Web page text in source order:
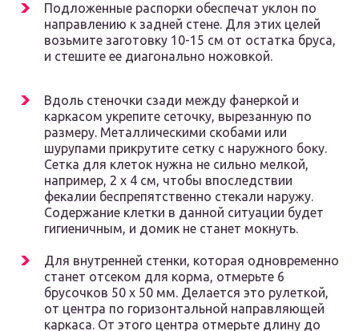
Подложенные распорки обеспечат уклон по
направлению к задней стене. Для этих целей
возьмите заготовку 10-15 см от остатка бруса,
и стешите ее диагонально ножовкой.
Вдоль стеночки сзади между фанеркой и
каркасом укрепите сеточку, вырезанную по
размеру. Металлическими скобами или
шурупами прикрутите сетку с наружного боку.
Сетка для клеток нужна не сильно мелкой,
например, 2 х 4 см, чтобы впоследствии
фекалии беспрепятственно стекали наружу.
Содержание клетки в данной ситуации будет
гигиеничным, и домик не станет мокнуть.
Для внутренней стенки, которая одновременно
станет отсеком для корма, отмерьте 6
брусочков 50 х 50 мм. Делается это рулеткой,
от центра по горизонтальной направляющей
каркаса. От этого центра отмерьте длину до